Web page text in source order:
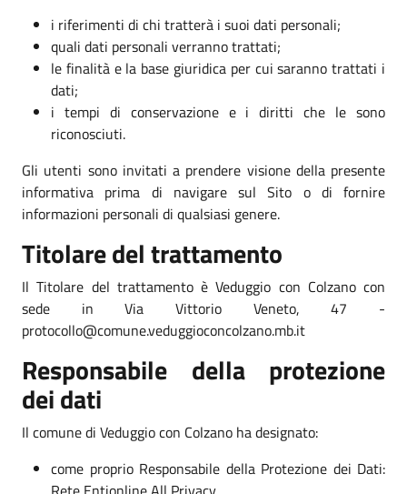
i riferimenti di chi tratterà i suoi dati personali;
quali dati personali verranno trattati;
le finalità e la base giuridica per cui saranno trattati i
dati;
i tempi di conservazione e i diritti che le sono
riconosciuti.
Gli utenti sono invitati a prendere visione della presente
informativa prima di navigare sul Sito o di fornire
informazioni personali di qualsiasi genere.
Titolare del trattamento
Il Titolare del trattamento è Veduggio con Colzano con
sede in Via Vittorio Veneto, 47 -
protocollo@comune.veduggioconcolzano.mb.it
Responsabile della protezione
dei dati
Il comune di Veduggio con Colzano ha designato:
come proprio Responsabile della Protezione dei Dati: